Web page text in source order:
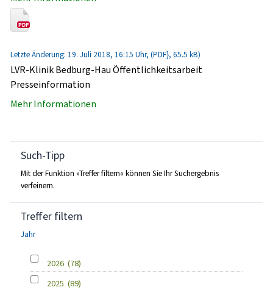
Letzte Änderung: 19. Juli 2018, 16:15 Uhr, (PDF}, 65.5 kB)
LVR-Klinik Bedburg-Hau Öffentlichkeitsarbeit
Presseinformation
Mehr Informationen
Such-Tipp
Mit der Funktion »Treffer filtern« können Sie Ihr Suchergebnis
verfeinern.
Treffer filtern
Jahr
2026 (78)
2025 (89)